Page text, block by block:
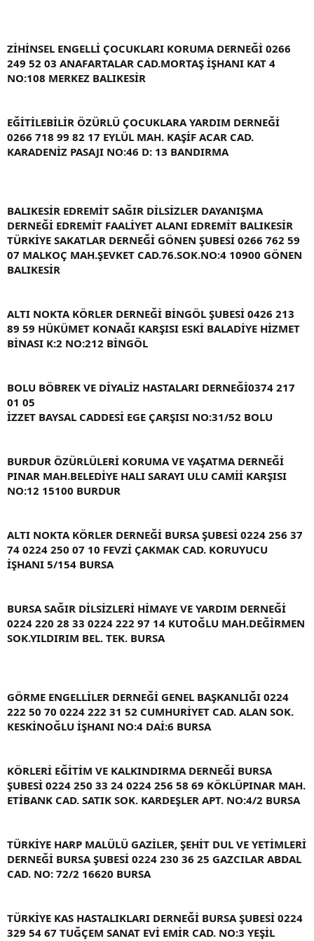
ZİHİNSEL ENGELLİ ÇOCUKLARI KORUMA DERNEĞİ 0266
249 52 03 ANAFARTALAR CAD.MORTAŞ İŞHANI KAT 4
NO:108 MERKEZ BALIKESİR
EĞİTİLEBİLİR ÖZÜRLÜ ÇOCUKLARA YARDIM DERNEĞİ
0266 718 99 82 17 EYLÜL MAH. KAŞİF ACAR CAD.
KARADENİZ PASAJI NO:46 D: 13 BANDIRMA
BALIKESİR EDREMİT SAĞIR DİLSİZLER DAYANIŞMA
DERNEĞİ EDREMİT FAALİYET ALANI EDREMİT BALIKESİR
TÜRKİYE SAKATLAR DERNEĞİ GÖNEN ŞUBESİ 0266 762 59
07 MALKOÇ MAH.ŞEVKET CAD.76.SOK.NO:4 10900 GÖNEN
BALIKESİR
ALTI NOKTA KÖRLER DERNEĞİ BİNGÖL ŞUBESİ 0426 213
89 59 HÜKÜMET KONAĞI KARŞISI ESKİ BALADİYE HİZMET
BİNASI K:2 NO:212 BİNGÖL
BOLU BÖBREK VE DİYALİZ HASTALARI DERNEĞİ0374 217
01 05
İZZET BAYSAL CADDESİ EGE ÇARŞISI NO:31/52 BOLU
BURDUR ÖZÜRLÜLERİ KORUMA VE YAŞATMA DERNEĞİ
PINAR MAH.BELEDİYE HALI SARAYI ULU CAMİİ KARŞISI
NO:12 15100 BURDUR
ALTI NOKTA KÖRLER DERNEĞİ BURSA ŞUBESİ 0224 256 37
74 0224 250 07 10 FEVZİ ÇAKMAK CAD. KORUYUCU
İŞHANI 5/154 BURSA
BURSA SAĞIR DİLSİZLERİ HİMAYE VE YARDIM DERNEĞİ
0224 220 28 33 0224 222 97 14 KUTOĞLU MAH.DEĞİRMEN
SOK.YILDIRIM BEL. TEK. BURSA
GÖRME ENGELLİLER DERNEĞİ GENEL BAŞKANLIĞI 0224
222 50 70 0224 222 31 52 CUMHURİYET CAD. ALAN SOK.
KESKİNOĞLU İŞHANI NO:4 DAİ:6 BURSA
KÖRLERİ EĞİTİM VE KALKINDIRMA DERNEĞİ BURSA
ŞUBESİ 0224 250 33 24 0224 256 58 69 KÖKLÜPINAR MAH.
ETİBANK CAD. SATIK SOK. KARDEŞLER APT. NO:4/2 BURSA
TÜRKİYE HARP MALÜLÜ GAZİLER, ŞEHİT DUL VE YETİMLERİ
DERNEĞİ BURSA ŞUBESİ 0224 230 36 25 GAZCILAR ABDAL
CAD. NO: 72/2 16620 BURSA
TÜRKİYE KAS HASTALIKLARI DERNEĞİ BURSA ŞUBESİ 0224
329 54 67 TUĞÇEM SANAT EVİ EMİR CAD. NO:3 YEŞİL